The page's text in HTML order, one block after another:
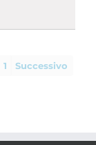
1 Successivo